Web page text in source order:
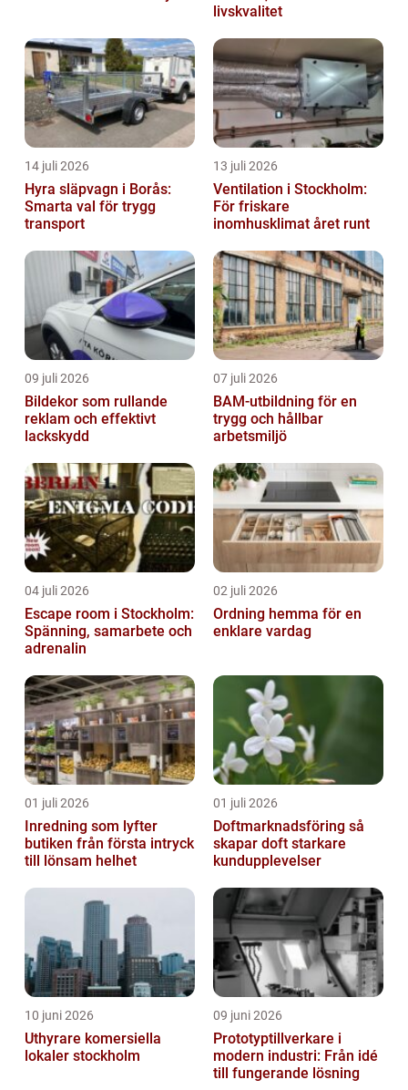
livskvalitet
14 juli 2026
Hyra släpvagn i Borås:
Smarta val för trygg
transport
13 juli 2026
Ventilation i Stockholm:
För friskare
inomhusklimat året runt
09 juli 2026
Bildekor som rullande
reklam och effektivt
lackskydd
07 juli 2026
BAM-utbildning för en
trygg och hållbar
arbetsmiljö
04 juli 2026
Escape room i Stockholm:
Spänning, samarbete och
adrenalin
02 juli 2026
Ordning hemma för en
enklare vardag
01 juli 2026
Inredning som lyfter
butiken från första intryck
till lönsam helhet
01 juli 2026
Doftmarknadsföring så
skapar doft starkare
kundupplevelser
10 juni 2026
Uthyrare komersiella
lokaler stockholm
09 juni 2026
Prototyptillverkare i
modern industri: Från idé
till fungerande lösning